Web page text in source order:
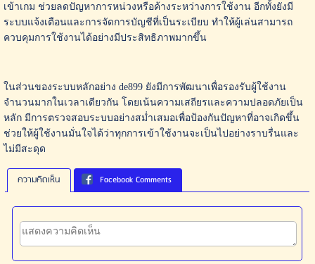
เข้าเกม ช่วยลดปัญหาการหน่วงหรือค้างระหว่างการใช้งาน อีกทั้งยังมี
ระบบแจ้งเตือนและการจัดการบัญชีที่เป็นระเบียบ ทำให้ผู้เล่นสามารถ
ควบคุมการใช้งานได้อย่างมีประสิทธิภาพมากขึ้น
ในส่วนของระบบหลักอย่าง de899 ยังมีการพัฒนาเพื่อรองรับผู้ใช้งาน
จำนวนมากในเวลาเดียวกัน โดยเน้นความเสถียรและความปลอดภัยเป็น
หลัก มีการตรวจสอบระบบอย่างสม่ำเสมอเพื่อป้องกันปัญหาที่อาจเกิดขึ้น
ช่วยให้ผู้ใช้งานมั่นใจได้ว่าทุกการเข้าใช้งานจะเป็นไปอย่างราบรื่นและ
ไม่มีสะดุด
ความคิดเห็น Facebook Comments